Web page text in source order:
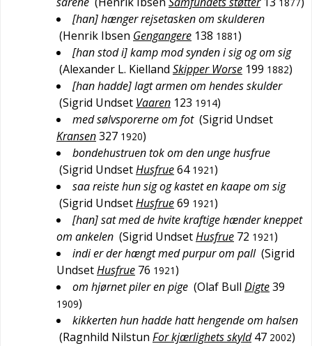
[han] hænger rejsetasken om skulderen
(Henrik Ibsen Gengangere 138 1881)
[han stod i] kamp mod synden i sig og om sig
(Alexander L. Kielland Skipper Worse 199 1882)
[han hadde] lagt armen om hendes skulder
(Sigrid Undset Vaaren 123 1914)
med sølvsporerne om fot (Sigrid Undset
Kransen327 1920)
bondehustruen tok om den unge husfrue
(Sigrid UndsetHusfrue64 1921)
saa reiste hun sig og kastet en kaape om sig
(Sigrid UndsetHusfrue69 1921)
[han] sat med de hvite kraftige hænder kneppet
om ankelen (Sigrid UndsetHusfrue 72 1921)
indi er der hængt med purpur om pall (Sigrid
UndsetHusfrue 76 1921)
om hjørnet piler en pige (Olaf Bull Digte39
1909)
kikkerten hun hadde hatt hengende om halsen
(Ragnhild Nilstun For kjærlighets skyld 47 2002)